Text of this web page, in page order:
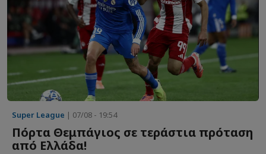
Super League | 07/08 - 19:54
Πόρτα Θεμπάγιος σε τεράστια πρόταση
από Ελλάδα!